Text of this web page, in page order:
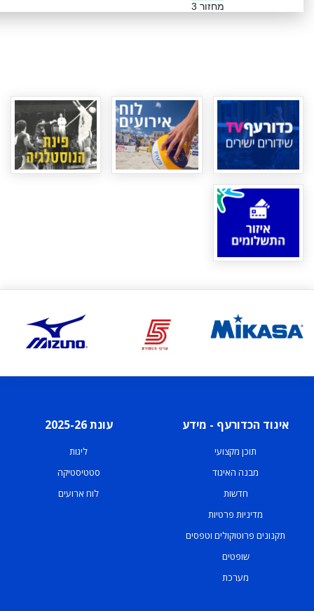
מחזור 3
איגוד הכדורעף - מידע
תוכן מקצועי
מבנה האיגוד
חדשות
מדיניות פרטיות
תקנונים פרוטוקולים וטפסים
שופטים
מערכת
עונת 2025-26
ליגות
סטטיסטיקה
לוח ארועים